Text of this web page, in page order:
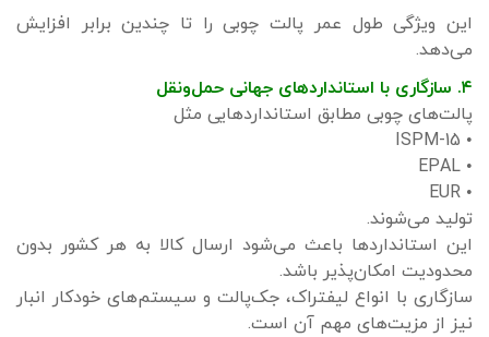
این ویژگی طول عمر پالت چوبی را تا چندین برابر افزایش
می‌دهد.
۴. سازگاری با استانداردهای جهانی حمل‌ونقل
پالت‌های چوبی مطابق استانداردهایی مثل
• ISPM-15
• EPAL
• EUR
تولید می‌شوند.
این استانداردها باعث می‌شود ارسال کالا به هر کشور بدون
محدودیت امکان‌پذیر باشد.
سازگاری با انواع لیفتراک، جک‌پالت و سیستم‌های خودکار انبار
نیز از مزیت‌های مهم آن است.